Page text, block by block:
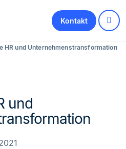
Kontakt
HR und Unternehmenstransformation
und